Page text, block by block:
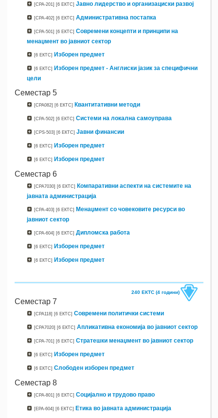
[CPA-201] [6 ЕКТС] Јавно лидерство и организациски развој
[CPA-402] [6 ЕКТС] Административна постапка
[CPA-501] [6 ЕКТС] Современи концепти и принципи на
менаџмент во јавниот сектор
[6 ЕКТС] Изборен предмет
[6 ЕКТС]
Изборен предмет - Англиски јазик за специфични
цели
Семестар 5
[CPA082] [6 ЕКТС] Квантитативни методи
[CPA-502] [6 ЕКТС] Системи на локална самоуправа
[CPS-503] [6 ЕКТС] Јавни финансии
[6 ЕКТС] Изборен предмет
[6 ЕКТС] Изборен предмет
Семестар 6
[CPA7030] [6 ЕКТС]
Компаративни аспекти на системите на
јавната администрација
[CPA-403] [6 ЕКТС]
Менаџмент со човековите ресурси во
јавниот сектор
[CPA-604] [6 ЕКТС] Дипломска работа
[6 ЕКТС] Изборен предмет
[6 ЕКТС] Изборен предмет
240 ЕКТС (4 години)
Семестар 7
[CPA118] [6 ЕКТС] Современи политички системи
[CPA7020] [6 ЕКТС] Апликативна економија во јавниот сектор
[CPA-701] [6 ЕКТС] Стратешки менаџмент во јавниот сектор
[6 ЕКТС] Изборен предмет
[6 ЕКТС] Слободен изборен предмет
Семестар 8
[CPA-801] [6 ЕКТС] Социјално и трудово право
[EPA-604] [6 ЕКТС] Етика во јавната администрација